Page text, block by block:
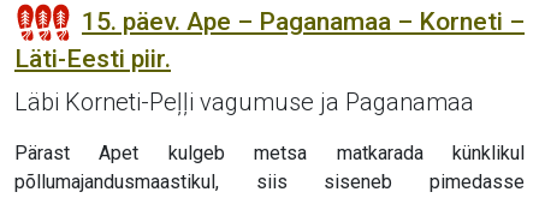
15. päev. Ape – Paganamaa – Korneti –
Läti-Eesti piir.
Läbi Korneti-Peļļi vagumuse ja Paganamaa
Pärast Apet kulgeb metsa matkarada künklikul
põllumajandusmaastikul, siis siseneb pimedasse